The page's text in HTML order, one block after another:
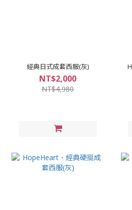
經典日式成套西服(灰)
NT$2,000
NT$4,980